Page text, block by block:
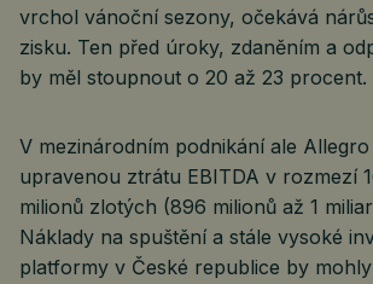
vrchol vánoční sezony, očekává
zisku. Ten před úroky, zdaněním a
by měl stoupnout o 20 až 23 procent.
V mezinárodním podnikání ale Allegro
upravenou ztrátu EBITDA v rozmezí
milionů zlotých (896 milionů až 1
Náklady na spuštění a stále vysoké
platformy v České republice by